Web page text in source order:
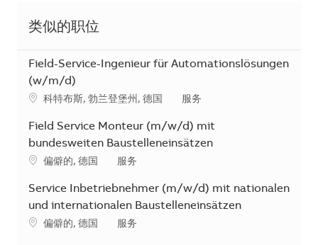
类似的职位
Field-Service-Ingenieur für Automationslösungen
(w/m/d)
地点科特布斯, 勃兰登堡州, 德国 类别
服务
Field Service Monteur (m/w/d) mit
bundesweiten Baustelleneinsätzen
地点偏僻的, 德国 类别
服务
Service Inbetriebnehmer (m/w/d) mit nationalen
und internationalen Baustelleneinsätzen
地点偏僻的, 德国 类别
服务